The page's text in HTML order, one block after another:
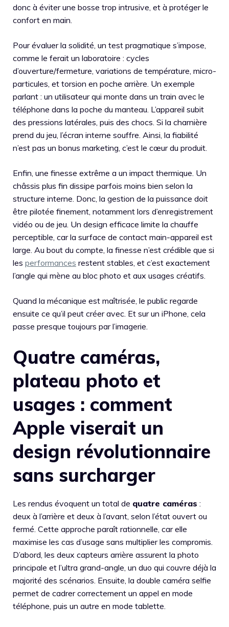
donc à éviter une bosse trop intrusive, et à protéger le
confort en main.
Pour évaluer la solidité, un test pragmatique s’impose,
comme le ferait un laboratoire : cycles
d’ouverture/fermeture, variations de température, micro-
particules, et torsion en poche arrière. Un exemple
parlant : un utilisateur qui monte dans un train avec le
téléphone dans la poche du manteau. L’appareil subit
des pressions latérales, puis des chocs. Si la charnière
prend du jeu, l’écran interne souffre. Ainsi, la fiabilité
n’est pas un bonus marketing, c’est le cœur du produit.
Enfin, une finesse extrême a un impact thermique. Un
châssis plus fin dissipe parfois moins bien selon la
structure interne. Donc, la gestion de la puissance doit
être pilotée finement, notamment lors d’enregistrement
vidéo ou de jeu. Un design efficace limite la chauffe
perceptible, car la surface de contact main-appareil est
large. Au bout du compte, la finesse n’est crédible que si
les performances restent stables, et c’est exactement
l’angle qui mène au bloc photo et aux usages créatifs.
Quand la mécanique est maîtrisée, le public regarde
ensuite ce qu’il peut créer avec. Et sur un iPhone, cela
passe presque toujours par l’imagerie.
Quatre caméras,
plateau photo et
usages : comment
Apple viserait un
design révolutionnaire
sans surcharger
Les rendus évoquent un total de quatre caméras :
deux à l’arrière et deux à l’avant, selon l’état ouvert ou
fermé. Cette approche paraît rationnelle, car elle
maximise les cas d’usage sans multiplier les compromis.
D’abord, les deux capteurs arrière assurent la photo
principale et l’ultra grand-angle, un duo qui couvre déjà la
majorité des scénarios. Ensuite, la double caméra selfie
permet de cadrer correctement un appel en mode
téléphone, puis un autre en mode tablette.